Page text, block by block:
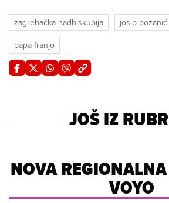
zagrebačka nadbiskupija josip bozanić
papa franjo
JOŠ IZ
NOVA
VOYO